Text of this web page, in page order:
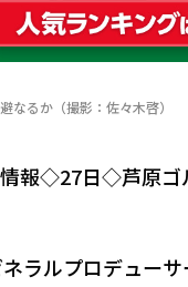
るか（撮影：佐々木啓）
報◇27日◇芦原ゴ
ラルプロデュー